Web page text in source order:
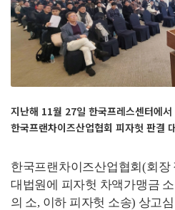
지난해 11월 27일 한국프레스센터에
한국프랜차이즈산업협회 피자헛 판결
한국프랜차이즈산업협회(회장
대법원에 피자헛 차액가맹금
의 소, 이하 피자헛 소송) 상고